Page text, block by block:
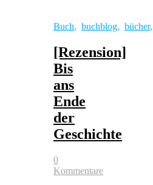
Buch, buchblog, bücher,
[Rezension]
Bis
ans
Ende
der
Geschichte
0
Kommentare